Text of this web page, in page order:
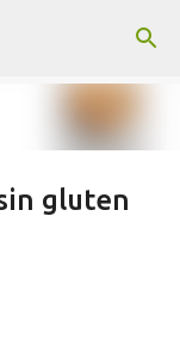
gluten